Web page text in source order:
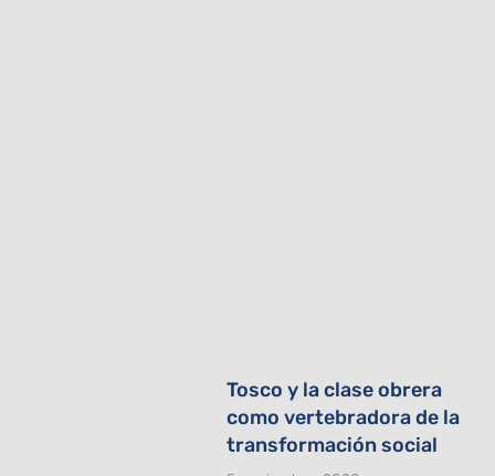
Tosco y la clase obrera
como vertebradora de la
transformación social